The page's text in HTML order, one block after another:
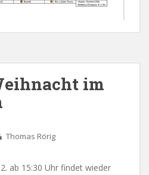
im
Thomas Rörig
ab 15:30 Uhr findet wieder